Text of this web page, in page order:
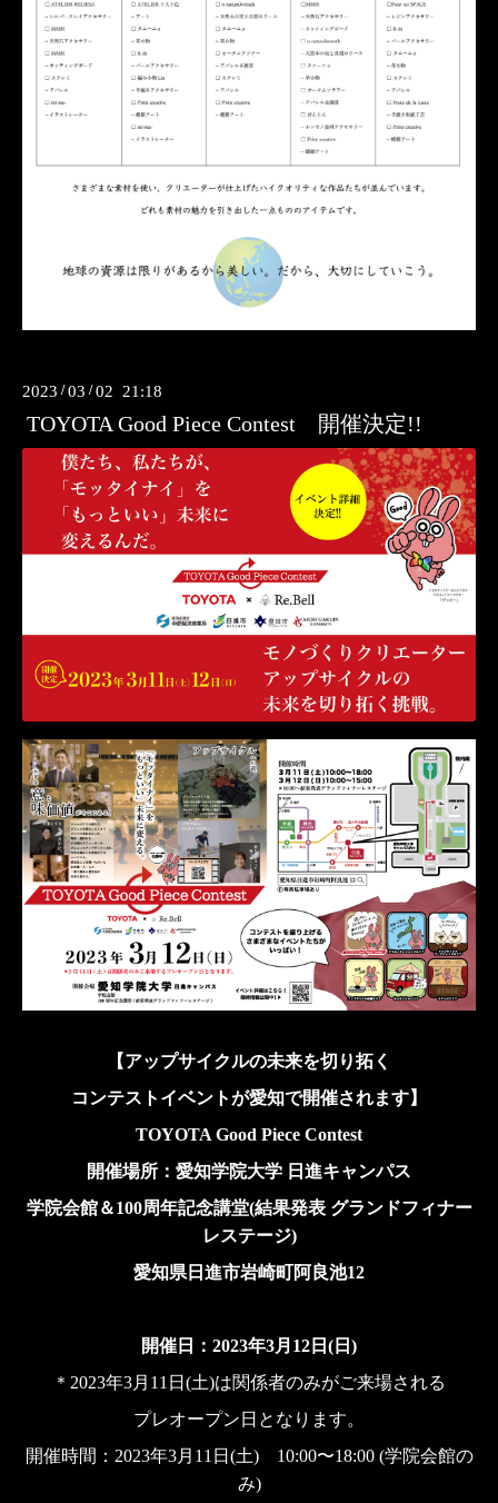
2023 /03 /02 21:18
TOYOTA Good Piece Contest 開催決定!!
【アップサイクルの未来を切り拓く
コンテストイベントが愛知で開催されます】
TOYOTA Good Piece Contest
開催場所：愛知学院大学 日進キャンパス
学院会館＆100周年記念講堂(結果発表 グランドフィナー
レステージ)
愛知県日進市岩崎町阿良池12
開催日：2023年3月12日(日)
＊2023年3月11日(土)は関係者のみがご来場される
プレオープン日となります。
開催時間：2023年3月11日(土) 10:00〜18:00 (学院会館の
み)